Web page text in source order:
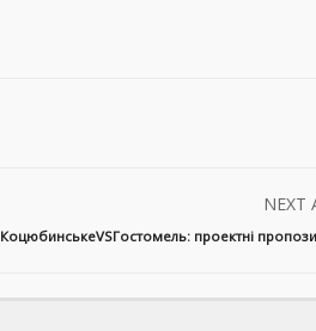
NEXT
КоцюбинськеVSГостомель: проектні